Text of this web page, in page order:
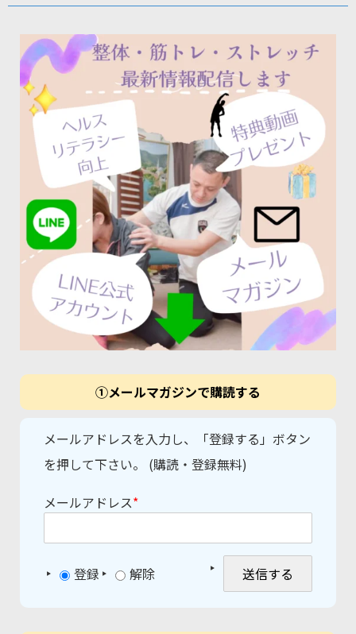
①メールマガジンで購読する
メールアドレスを入力し、「登録する」ボタン
を押して下さい。 (購読・登録無料)
メールアドレス*
登録 解除